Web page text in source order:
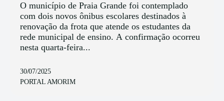
O município de Praia Grande foi contemplado
com dois novos ônibus escolares destinados à
renovação da frota que atende os estudantes da
rede municipal de ensino. A confirmação ocorreu
nesta quarta-feira...
30/07/2025
PORTAL AMORIM